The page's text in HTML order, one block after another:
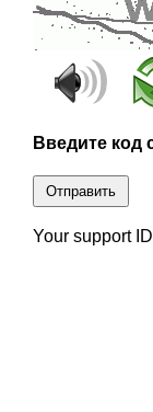
Введите код
Отправить
Your support